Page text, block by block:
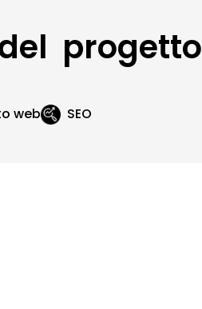
progetto
web SEO